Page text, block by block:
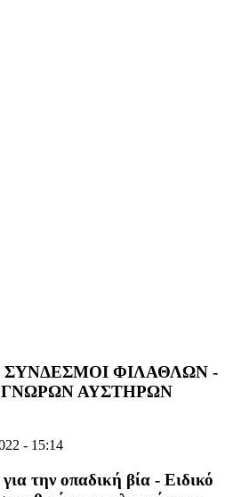
ΣΥΝΔΕΣΜΟΙ ΦΙΛΑΘΛΩΝ -
ΑΥΣΤΗΡΩΝ
- 15:14
για την οπαδική βία - Eιδικό